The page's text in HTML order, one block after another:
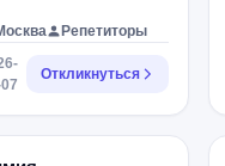
Репетиторы
Откликнуться